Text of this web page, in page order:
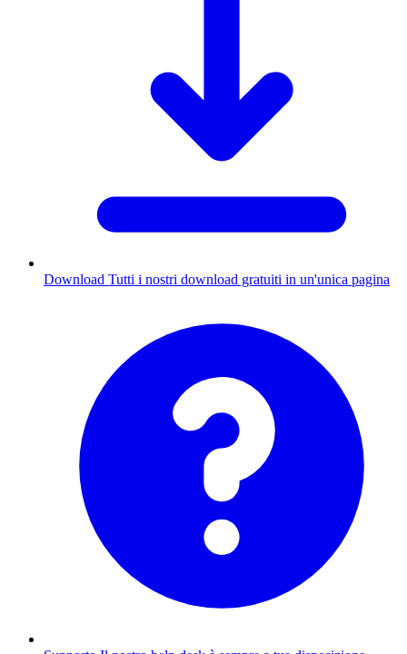
Download Tutti i nostri download gratuiti in un'unica pagina